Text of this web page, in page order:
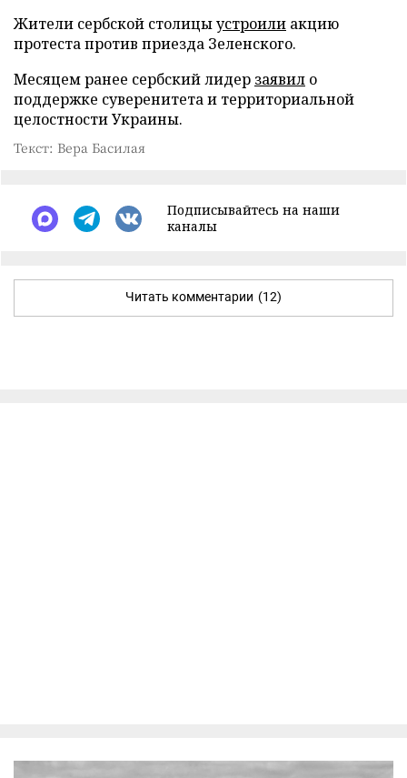
Жители сербской столицыустроили акцию
протеста против приезда Зеленского.
Месяцем ранее сербский лидер заявил о
поддержке суверенитета и территориальной
целостности Украины.
Текст: Вера Басилая
Подписывайтесь на наши
каналы
Читать комментарии (12)